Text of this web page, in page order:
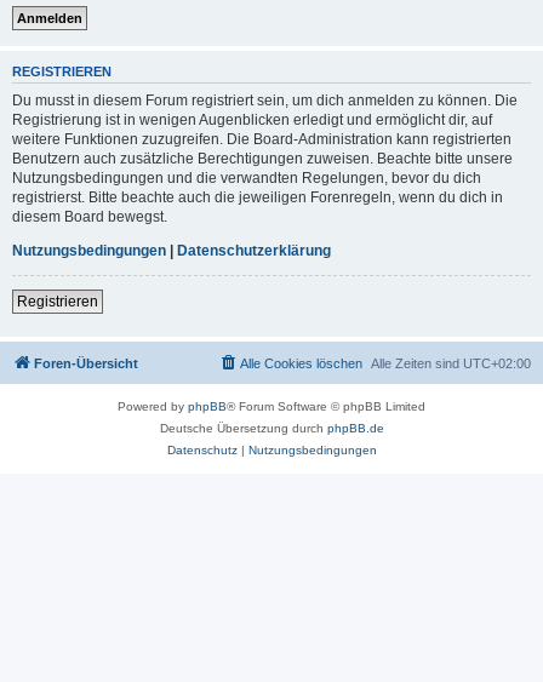
REGISTRIEREN
Du musst in diesem Forum registriert sein, um dich anmelden zu können. Die
Registrierung ist in wenigen Augenblicken erledigt und ermöglicht dir, auf
weitere Funktionen zuzugreifen. Die Board-Administration kann registrierten
Benutzern auch zusätzliche Berechtigungen zuweisen. Beachte bitte unsere
Nutzungsbedingungen und die verwandten Regelungen, bevor du dich
registrierst. Bitte beachte auch die jeweiligen Forenregeln, wenn du dich in
diesem Board bewegst.
Nutzungsbedingungen | Datenschutzerklärung
Registrieren
Foren-Übersicht Alle Zeiten sind UTC+02:00
Alle Cookies löschen
Powered by phpBB® Forum Software © phpBB Limited
Deutsche Übersetzung durch phpBB.de
Datenschutz| Nutzungsbedingungen